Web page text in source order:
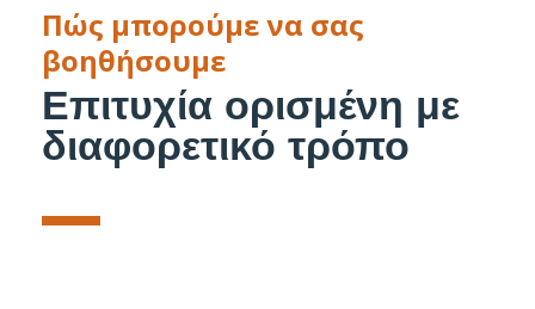
Πώς μπορούμε να σας
βοηθήσουμε
Επιτυχία ορισμένη με
διαφορετικό τρόπο